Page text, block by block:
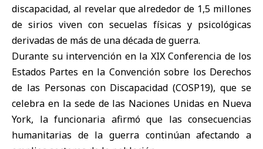
discapacidad, al revelar que alrededor de 1,5 millones
de sirios viven con secuelas físicas y psicológicas
derivadas de más de una década de guerra.
Durante su intervención en la XIX Conferencia de los
Estados Partes en la Convención sobre los Derechos
de las Personas con Discapacidad (COSP19), que se
celebra en la sede de las Naciones Unidas en Nueva
York, la funcionaria afirmó que las consecuencias
humanitarias de la guerra continúan afectando a